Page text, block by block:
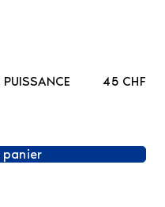
PUISSANCE 45 CHF